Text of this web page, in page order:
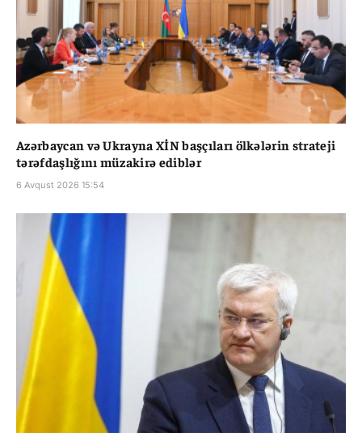
Azərbaycan və Ukrayna XİN başçıları ölkələrin strateji
tərəfdaşlığını müzakirə ediblər
6 Avqust 2026 15:54